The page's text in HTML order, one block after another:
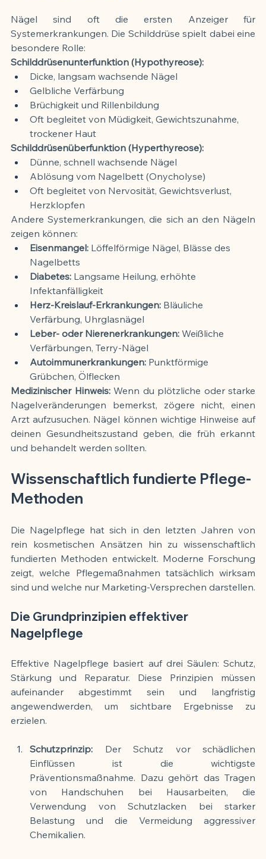
Nägel sind oft die ersten Anzeiger für
Systemerkrankungen. Die Schilddrüse spielt dabei eine
besondere Rolle:
Schilddrüsenunterfunktion (Hypothyreose):
Dicke, langsam wachsende Nägel
Gelbliche Verfärbung
Brüchigkeit und Rillenbildung
Oft begleitet von Müdigkeit, Gewichtszunahme,
trockener Haut
Schilddrüsenüberfunktion (Hyperthyreose):
Dünne, schnell wachsende Nägel
Ablösung vom Nagelbett (Onycholyse)
Oft begleitet von Nervosität, Gewichtsverlust,
Herzklopfen
Andere Systemerkrankungen, die sich an den Nägeln
zeigen können:
Eisenmangel: Löffelförmige Nägel, Blässe des
Nagelbetts
Diabetes: Langsame Heilung, erhöhte
Infektanfälligkeit
Herz-Kreislauf-Erkrankungen: Bläuliche
Verfärbung, Uhrglasnägel
Leber- oder Nierenerkrankungen: Weißliche
Verfärbungen, Terry-Nägel
Autoimmunerkrankungen: Punktförmige
Grübchen, Ölflecken
Medizinischer Hinweis: Wenn du plötzliche oder starke
Nagelveränderungen bemerkst, zögere nicht, einen
Arzt aufzusuchen. Nägel können wichtige Hinweise auf
deinen Gesundheitszustand geben, die früh erkannt
und behandelt werden sollten.
Wissenschaftlich fundierte Pflege-
Methoden
Die Nagelpflege hat sich in den letzten Jahren von
rein kosmetischen Ansätzen hin zu wissenschaftlich
fundierten Methoden entwickelt. Moderne Forschung
zeigt, welche Pflegemaßnahmen tatsächlich wirksam
sind und welche nur Marketing-Versprechen darstellen.
Die Grundprinzipien effektiver
Nagelpflege
Effektive Nagelpflege basiert auf drei Säulen: Schutz,
Stärkung und Reparatur. Diese Prinzipien müssen
aufeinander abgestimmt sein und langfristig
angewendwerden, um sichtbare Ergebnisse zu
erzielen.
Schutzprinzip: Der Schutz vor schädlichen
Einflüssen ist die wichtigste
Präventionsmaßnahme. Dazu gehört das Tragen
von Handschuhen bei Hausarbeiten, die
Verwendung von Schutzlacken bei starker
Belastung und die Vermeidung aggressiver
Chemikalien.